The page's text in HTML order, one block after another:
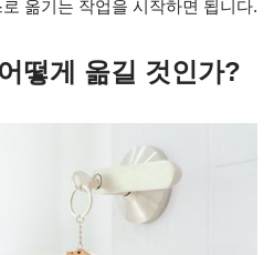
옮기는 작업을 시작하면 됩니다.
떻게 옮길 것인가?